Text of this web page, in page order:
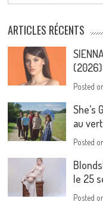
ARTICLES RÉCENTS
(2026)
Posted
She’s
au vert
Posted
le 25
Posted